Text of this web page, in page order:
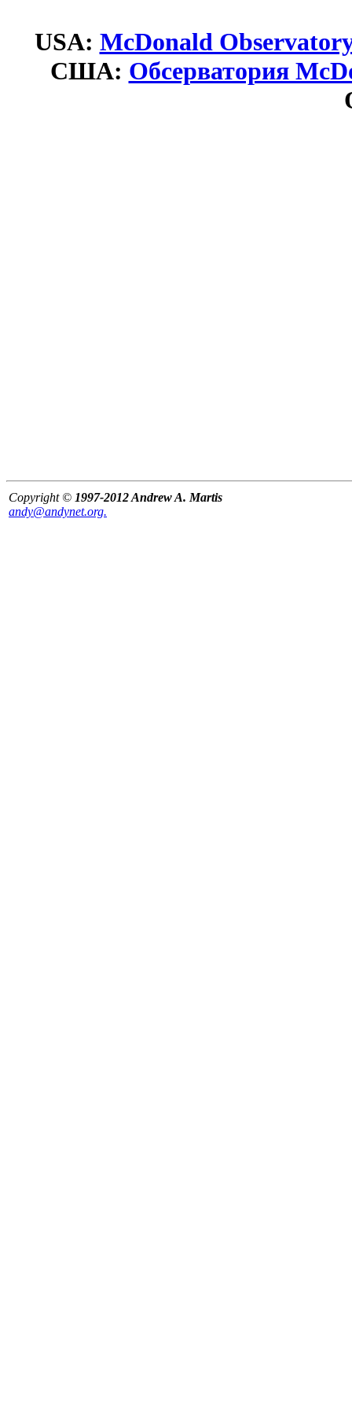
USA: McDonald
США: Обсерватория
Copyright © 1997-2012 Andrew A. Martis
andy@andynet.org.